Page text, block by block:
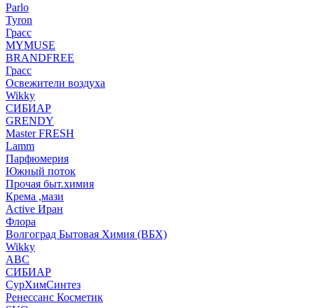
Parlo
Tyron
Грасс
MYMUSE
BRANDFREE
Грасс
Освежители воздуха
Wikky
СИБИАР
GRENDY
Master FRESH
Lamm
Парфюмерия
Южный поток
Прочая быт.химия
Крема ,мази
Аctive Иран
Флора
Волгоград Бытовая Химия (ВБХ)
Wikky
АВС
СИБИАР
СурХимСинтез
Ренессанс Косметик